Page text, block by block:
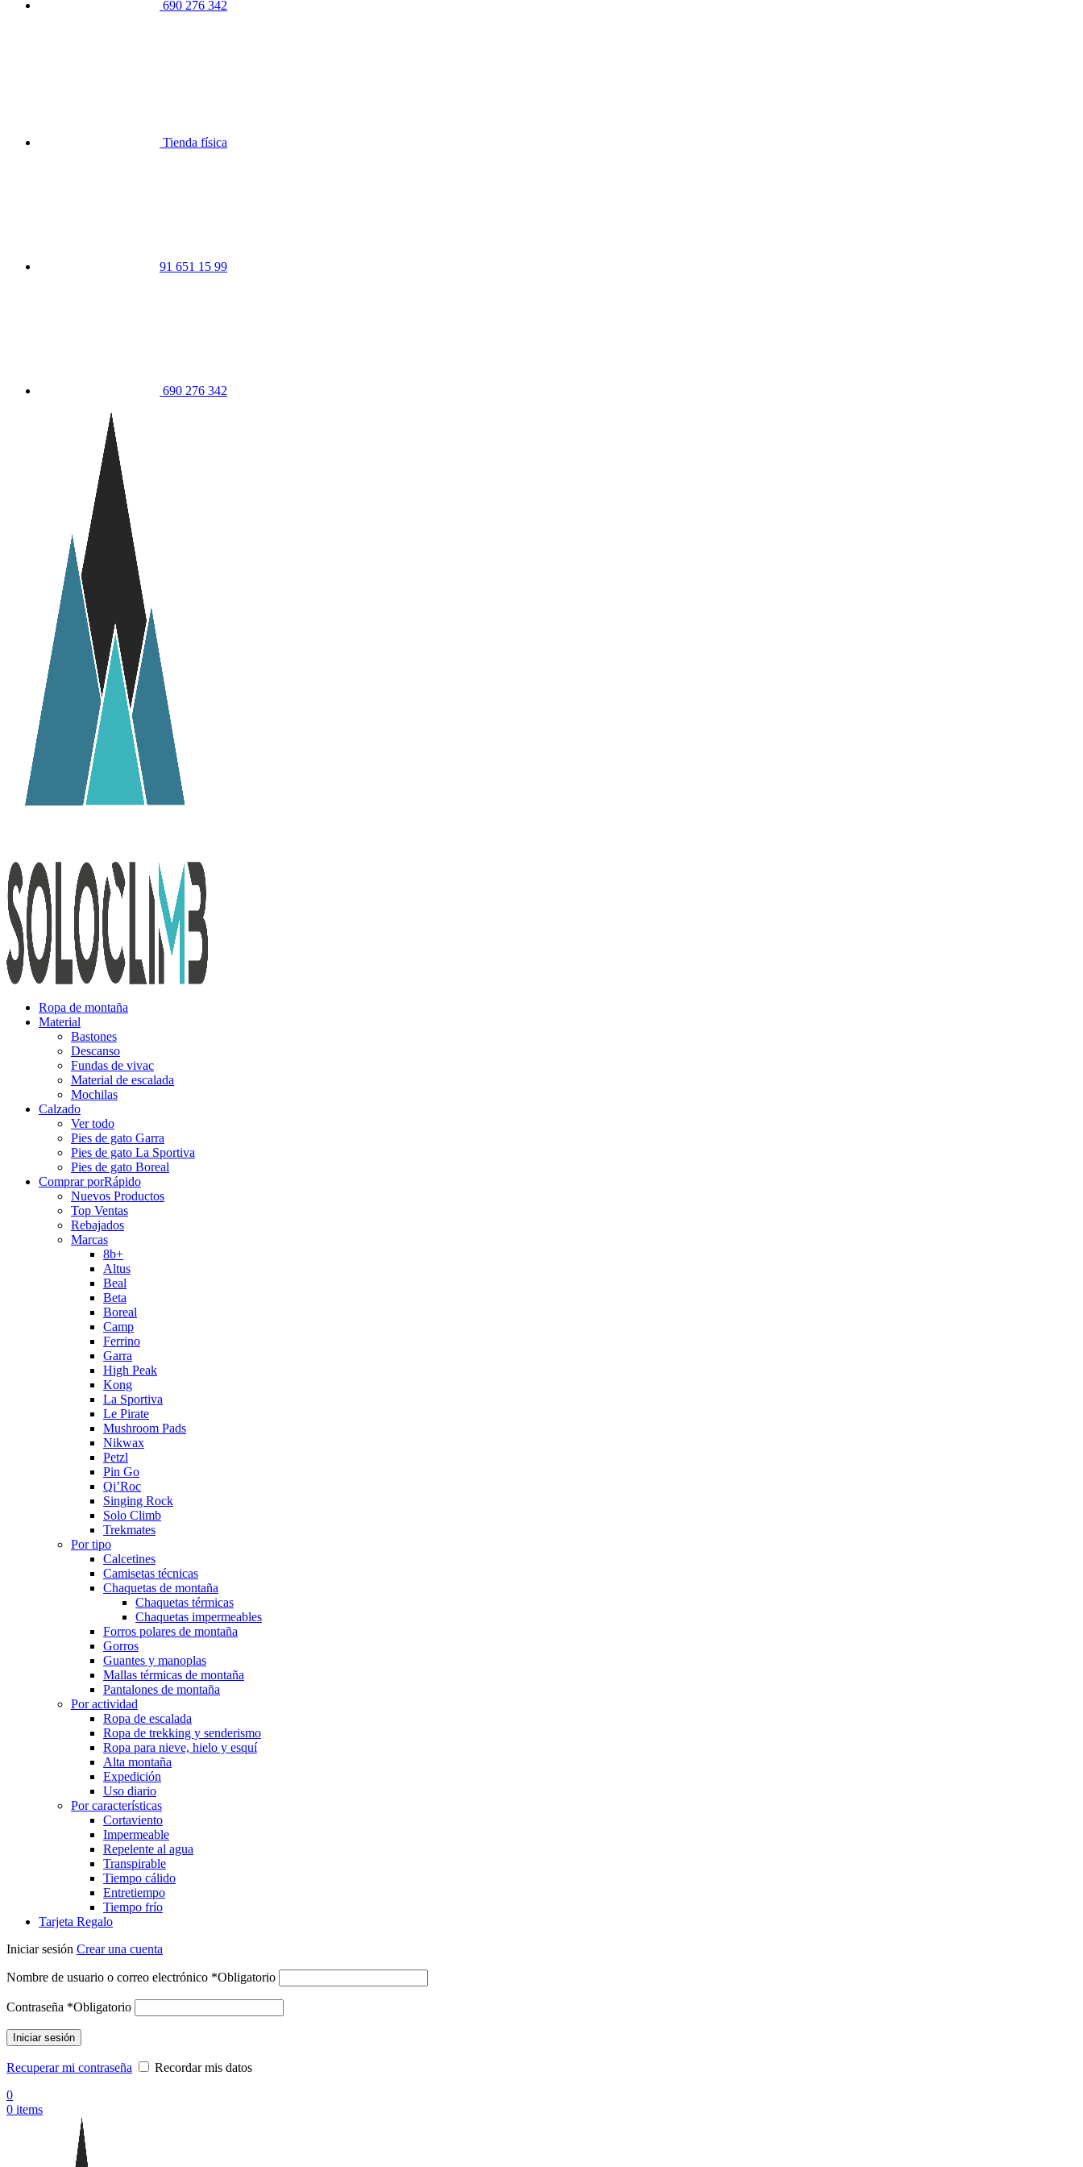
690 276 342
Tienda física
91 651 15 99
690 276 342
Ropa de montaña
Material
Bastones
Descanso
Fundas de vivac
Material de escalada
Mochilas
Calzado
Ver todo
Pies de gato Garra
Pies de gato La Sportiva
Pies de gato Boreal
Comprar porRápido
Nuevos Productos
Top Ventas
Rebajados
Marcas
8b+
Altus
Beal
Beta
Boreal
Camp
Ferrino
Garra
High Peak
Kong
La Sportiva
Le Pirate
Mushroom Pads
Nikwax
Petzl
Pin Go
Qi’Roc
Singing Rock
Solo Climb
Trekmates
Por tipo
Calcetines
Camisetas técnicas
Chaquetas de montaña
Chaquetas térmicas
Chaquetas impermeables
Forros polares de montaña
Gorros
Guantes y manoplas
Mallas térmicas de montaña
Pantalones de montaña
Por actividad
Ropa de escalada
Ropa de trekking y senderismo
Ropa para nieve, hielo y esquí
Alta montaña
Expedición
Uso diario
Por características
Cortaviento
Impermeable
Repelente al agua
Transpirable
Tiempo cálido
Entretiempo
Tiempo frío
Tarjeta Regalo
Iniciar sesión Crear una cuenta
Nombre de usuario o correo electrónico *Obligatorio
Contraseña *Obligatorio
Iniciar sesión
Recuperar mi contraseña
Recordar mis datos
0
0 items